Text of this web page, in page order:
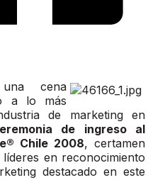
cena
a lo más
de marketing en
de ingreso al
Chile 2008, certamen
en reconocimiento
destacado en este